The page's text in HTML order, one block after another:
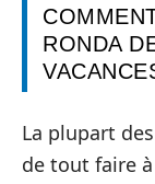
RONDA
La plupart
de tout faire